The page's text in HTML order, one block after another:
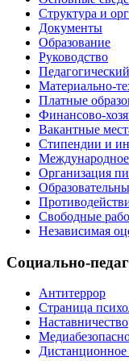
Структура и
Документы
Образование
Руководство
Материально-
Платные
Финансово-
Вакантные
Стипендии и
Международное
Организация
Свободные
Независимая
Социально-
Антитеррор
Страница
Наставничество
Дистанционное